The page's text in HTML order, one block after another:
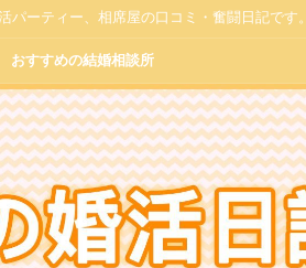
パーティー、相席屋の口コミ・奮闘日記です。
おすすめの結婚相談所